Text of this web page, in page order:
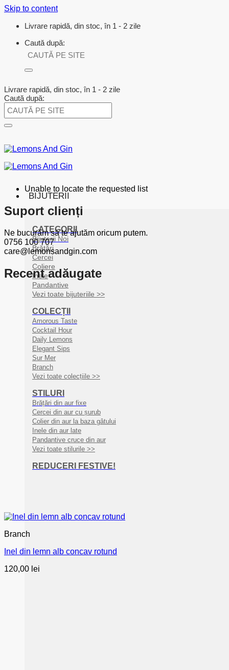
Skip to content
Livrare rapidă, din stoc, în 1 - 2 zile
Caută după:
Livrare rapidă, din stoc, în 1 - 2 zile
Caută după:
BIJUTERII
CATEGORII
Bijuterii Noi
Brățări
Cercei
Coliere
Inele
Pandantive
Vezi toate bijuteriile >>
COLECȚII
Amorous Taste
Cocktail Hour
Daily Lemons
Elegant Sips
Sur Mer
Branch
Vezi toate colecțiile >>
STILURI
Brățări din aur fixe
Cercei din aur cu șurub
Colier din aur la baza gâtului
Inele din aur late
Pandantive cruce din aur
Vezi toate stilurile >>
REDUCERI FESTIVE!
Unable to locate the requested list
Suport clienți
Ne bucurăm să te ajutăm oricum putem.
0756 100 707
care@lemonsandgin.com
Recent adăugate
Branch
Inel din lemn alb concav rotund
120,00 lei